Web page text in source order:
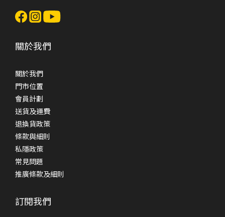
關於我們
關於我們
門市位置
會員計劃
送貨及運費
退換貨政策
條款與細則
私隱政策
常見問題
推廣條款及細則
訂閱我們